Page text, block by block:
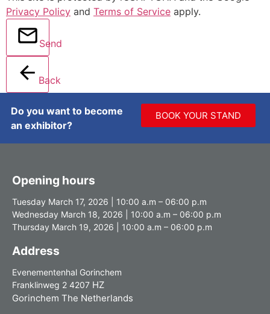
Privacy Policy and Terms of Service apply.
Send
Back
Do you want to become
an exhibitor?
BOOK YOUR STAND
Opening hours
Tuesday March 17, 2026 | 10:00 a.m – 06:00 p.m
Wednesday March 18, 2026 | 10:00 a.m – 06:00 p.m
Thursday March 19, 2026 | 10:00 a.m – 06:00 p.m
Address
Evenementenhal Gorinchem
Franklinweg 2 4207 HZ
Gorinchem The Netherlands